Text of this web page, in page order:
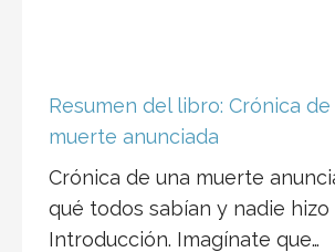
Resumen del libro: Crónica de
muerte anunciada
Crónica de una muerte
qué todos sabían y nadie hizo
Introducción. Imagínate que…